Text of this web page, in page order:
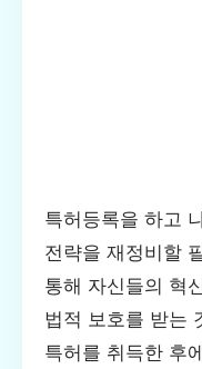
특허등록을 하고
전략을 재정비할
통해 자신들의 혁
법적 보호를 받는
특허를 취득한 후